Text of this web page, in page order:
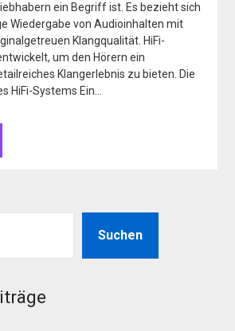
ein Begriff ist. Es bezieht sich
Wiedergabe von Audioinhalten mit
Klangqualität. HiFi-
um den Hörern ein
Klangerlebnis zu bieten. Die
HiFi-Systems Ein…
Suchen